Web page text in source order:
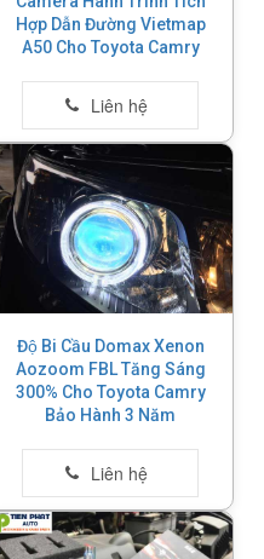
Hợp Dẫn Đường Vietmap
A50 Cho Toyota Camry
Độ Bi Cầu Domax Xenon
Aozoom FBL Tăng Sáng
300% Cho Toyota Camry
Bảo Hành 3 Năm